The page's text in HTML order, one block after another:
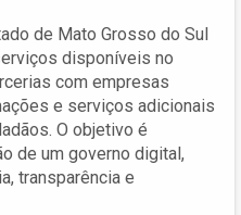
de Mato Grosso do Sul
disponíveis no
com empresas
e serviços adicionais
O objetivo é
de um governo digital,
transparência e